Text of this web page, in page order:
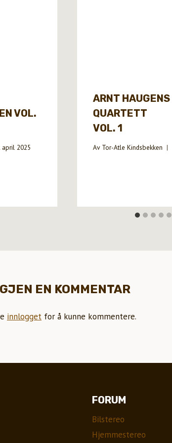
VOL.
april 2025
ARNT HAUGENS
QUARTETT
VOL. 1
Av Tor-Atle Kindsbekken
EN KOMMENTAR
innlogget for å kunne kommentere.
FORUM
Bilstereo
Hjemmestereo